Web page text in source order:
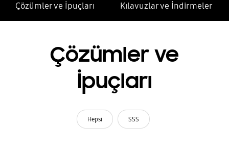
Çözümler ve İpuçları Kılavuzlar ve İndirmeler
Çözümler ve
İpuçları
Hepsi SSS